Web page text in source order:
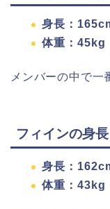
身長：
体重：45kg
メンバーの中で一
フィインの身
身長：
体重：43kg